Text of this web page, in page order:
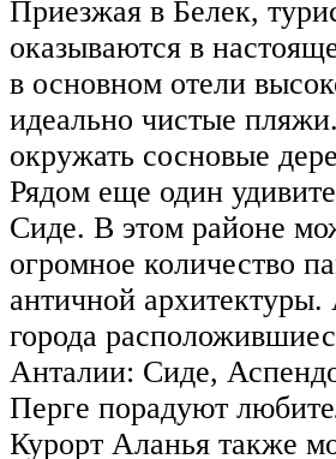
Приезжая в Белек,
оказываются в
в основном отели
идеально чистые
окружать сосновые
Рядом еще один
Сиде. В этом районе
огромное количество
античной
города
Анталии: Сиде,
Перге порадуют
Курорт Аланья также